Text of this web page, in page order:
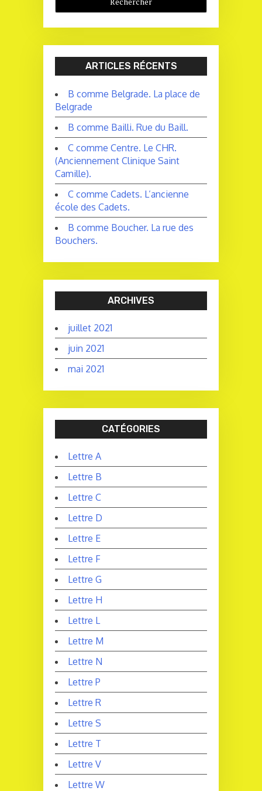
ARTICLES RÉCENTS
B comme Belgrade. La place de
Belgrade
B comme Bailli. Rue du Baill.
C comme Centre. Le CHR.
(Anciennement Clinique Saint
Camille).
C comme Cadets. L’ancienne
école des Cadets.
B comme Boucher. La rue des
Bouchers.
ARCHIVES
juillet 2021
juin 2021
mai 2021
CATÉGORIES
Lettre A
Lettre B
Lettre C
Lettre D
Lettre E
Lettre F
Lettre G
Lettre H
Lettre L
Lettre M
Lettre N
Lettre P
Lettre R
Lettre S
Lettre T
Lettre V
Lettre W